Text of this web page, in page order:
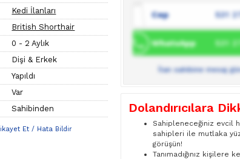
Kedi İlanları
British Shorthair
0 - 2 Aylık
Dişi & Erkek
Yapıldı
Var
Sahibinden
Et / Hata Bildir
Cep 531
WhatsApp 531
İlan sahibine mesaj
Dolandırıcılara
Sahipleneceğiniz evcil
sahipleri ile mutlaka
görüşün!
Tanımadığınız kişilere